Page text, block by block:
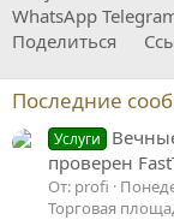
WhatsApp
Поделиться
Последние
Услуги
проверен
От: profi
Торговая